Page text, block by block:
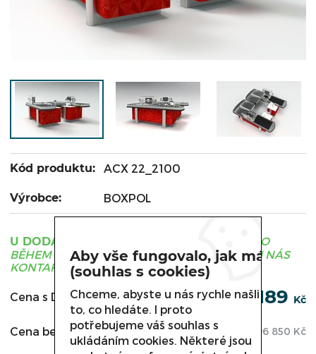
Kód produktu: ACX 22_2100
Výrobce: BOXPOL
U DODAVATELE
ZBOŽÍ JE OBVYKLE DODÁNO
BĚHEM 3 - 21 DNÍ, PRO UPŘESNĚNÍ TERMÍNU NÁS
KONTAKTUJTE.
Cena s DPH: 117 189 Kč
Cena bez DPH: 96 850 Kč
Aby vše fungovalo, jak má
(souhlas s cookies)
Chceme, abyste u nás rychle našli
to, co hledáte. I proto
potřebujeme váš souhlas s
ukládáním cookies. Některé jsou